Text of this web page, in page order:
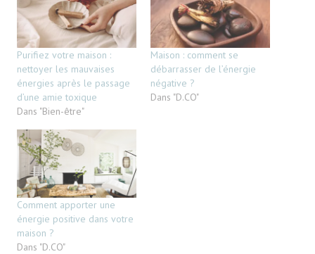
Purifiez votre maison :
nettoyer les mauvaises
énergies après le passage
d’une amie toxique
Dans "Bien-être"
Maison : comment se
débarrasser de l’énergie
négative ?
Dans "D.CO"
Comment apporter une
énergie positive dans votre
maison ?
Dans "D.CO"